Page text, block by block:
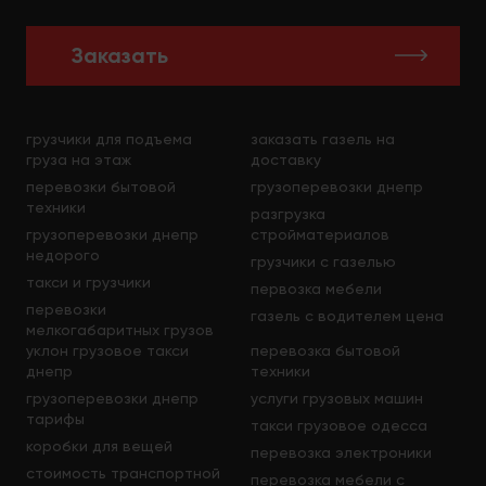
что кузов в такой машине огромный и
вместительный.
Сюда можно будет за один раз погрузить все и
любое нужное вам место. При этом у вас будет
отсутствовать необходимость делать вторую
ходку и дополнительно переплачивать средства.
Наличие у нас пятитонников позволяет
перевозить большой по своему весу и количеству
груз. Поэтому приглашаем воспользоваться этим
Маневренность и доступность
Для логистики такие машины как пятитонники
очень выгодные благодаря своей хорошей
маневренности. Эта их особенность делает
автотранспортные средства эффективными в
труднодоступных местах. В автомобилях
Заказать
грузчики для подъема
груза на этаж
перевозки бытовой
техники
грузоперевозки днепр
недорого
такси и грузчики
перевозки
мелкогабаритных грузов
заказать газель на
доставку
грузоперевозки днепр
разгрузка
стройматериалов
грузчики с газелью
первозка мебели
газель с водителем цена
уклон грузовое такси
днепр
грузоперевозки днепр
тарифы
коробки для вещей
стоимость транспортной
перевозка бытовой
техники
услуги грузовых машин
такси грузовое одесса
перевозка электроники
перевозка мебели с